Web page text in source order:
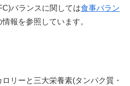
バランスに関しては食事バラン
情報を参照しています。
リーと三大栄養素(タンパク質・